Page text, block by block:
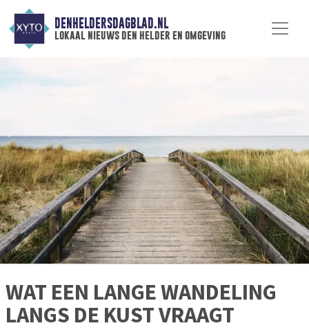
DENHELDERSDAGBLAD.NL
lokaal nieuws den helder en omgeving
WAT EEN LANGE WANDELING
LANGS DE KUST VRAAGT